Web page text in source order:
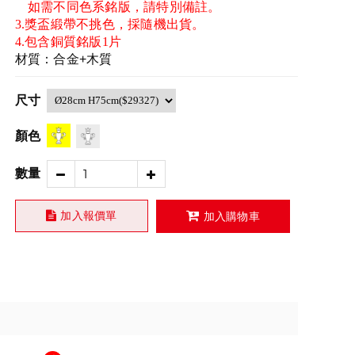
如需不同色系銘版，請特別備註。
3.獎盃緞帶不挑色，採隨機出貨。
4.包含銅質銘版1片
材質：合金+木質
尺寸
顏色
數量
加入報價單 加入購物車